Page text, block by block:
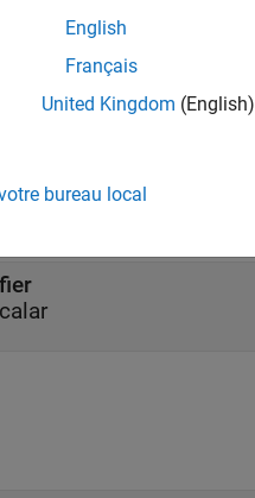
English
Français
United Kingdom (English)
bureau local